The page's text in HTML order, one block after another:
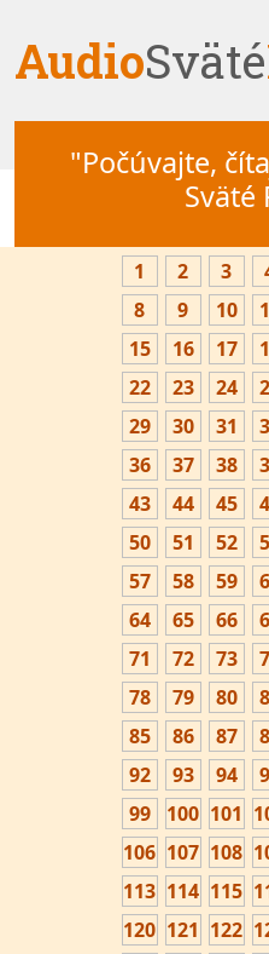
AudioSväté
"Počúvajte,
Sväté
1 2 3
8
9 10
15
16 17
22
23 24
29
30 31
36
37 38
43
44 45
50
51 52
57
58 59
64
65 66
71
72 73
78
79 80
85
86 87
92
93 94
99
100 101
106 107 108
113 114 115
120 121 122